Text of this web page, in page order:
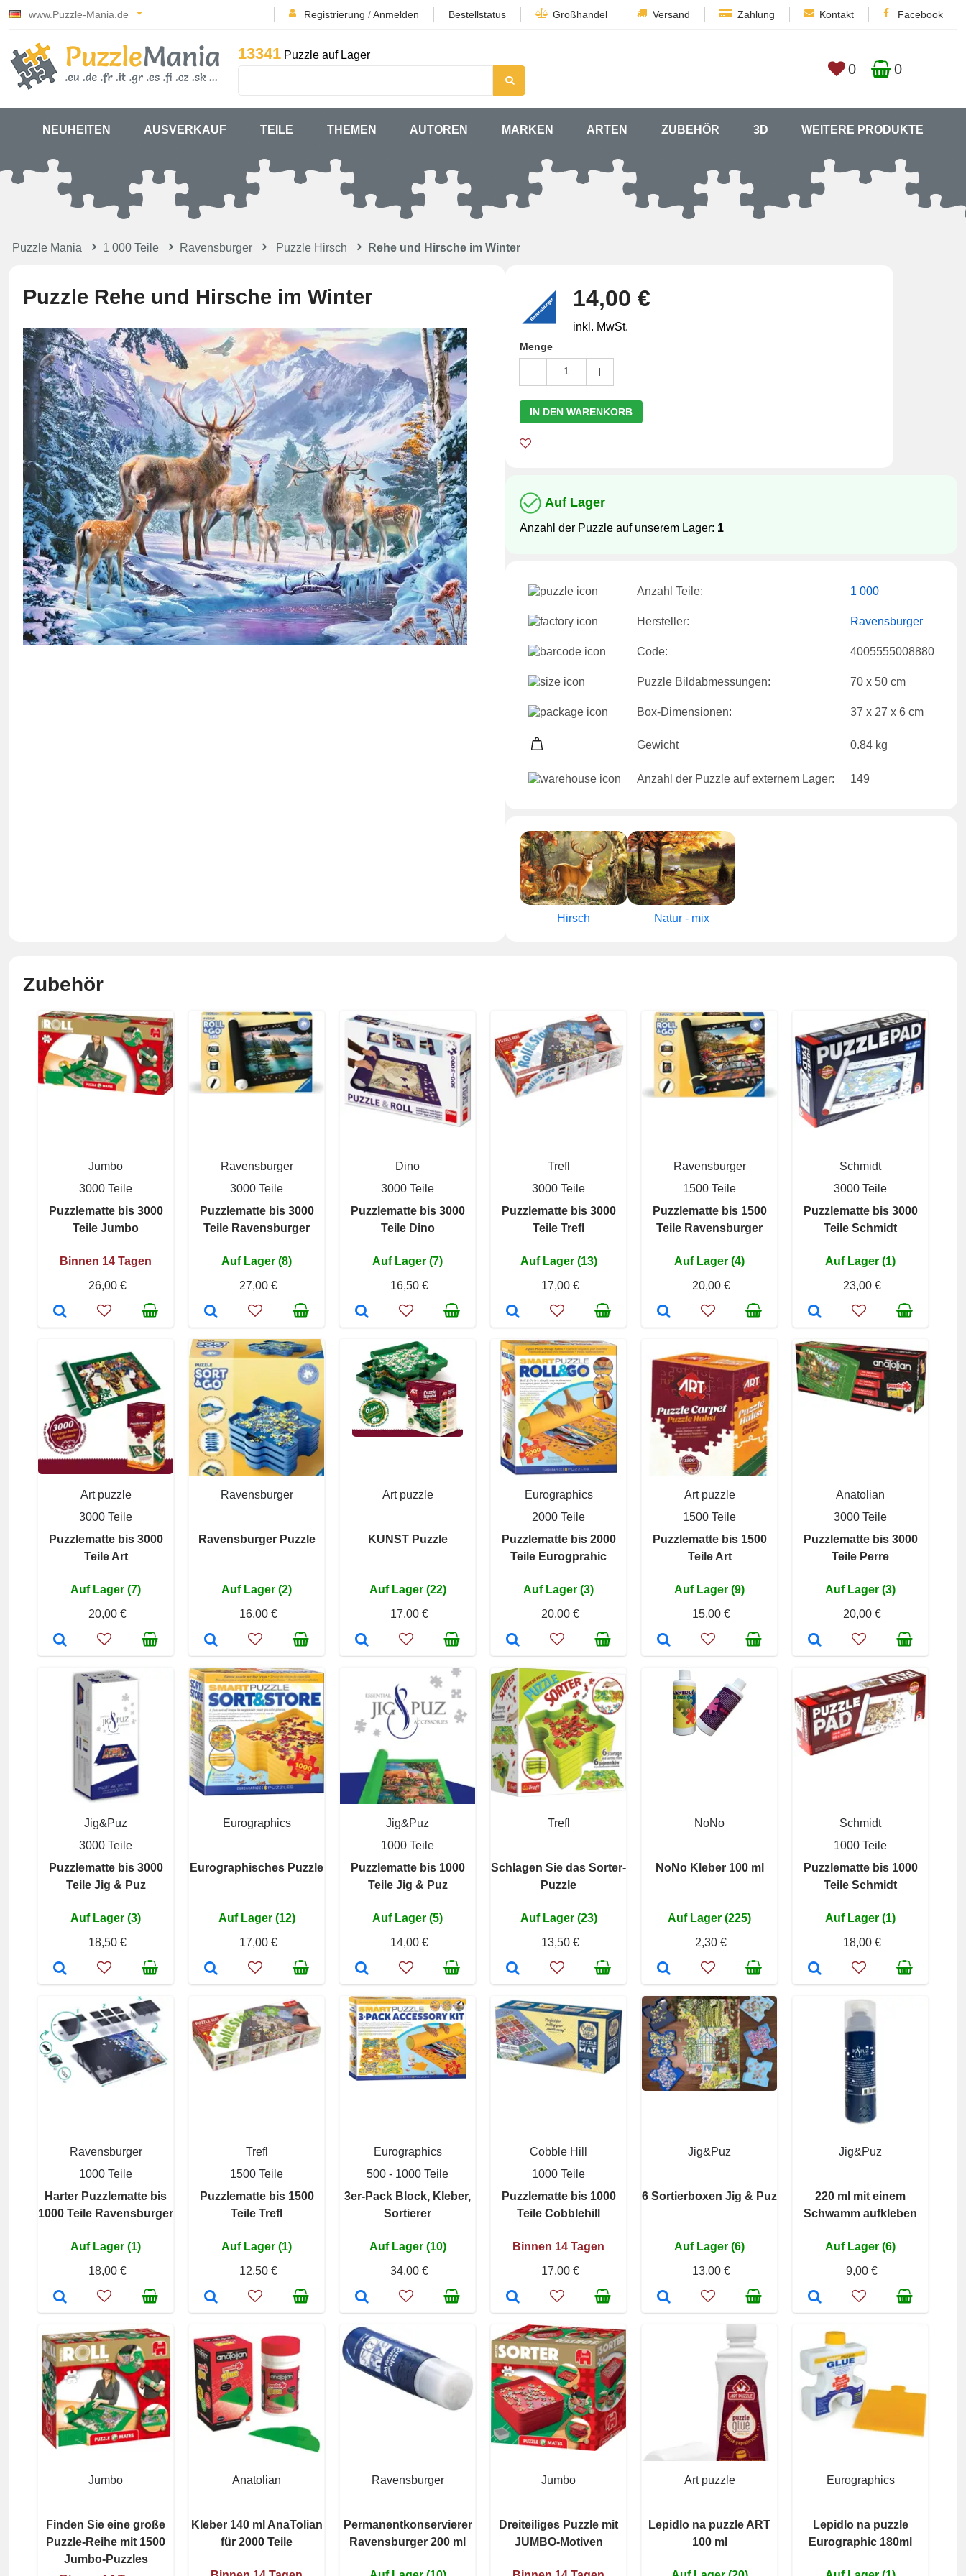
www.Puzzle-Mania.de Registrierung /Anmelden Bestellstatus Großhandel Versand Zahlung Kontakt Facebook
13341 Puzzle auf Lager
0 0
NEUHEITEN AUSVERKAUF TEILE THEMEN AUTOREN MARKEN ARTEN ZUBEHÖR 3D WEITERE PRODUKTE
Puzzle Mania 1 000 Teile Ravensburger Puzzle Hirsch Rehe und Hirsche im Winter
Puzzle Rehe und Hirsche im Winter 14,00 €
inkl. MwSt.
Menge
1
IN DEN WARENKORB
Auf Lager
Anzahl der Puzzle auf unserem Lager: 1
Anzahl Teile: 1 000
Hersteller: Ravensburger
Code: 4005555008880
Puzzle Bildabmessungen: 70 x 50 cm
Box-Dimensionen: 37 x 27 x 6 cm
Gewicht 0.84 kg
Anzahl der Puzzle auf externem Lager: 149
Hirsch Natur - mix
Zubehör
Jumbo
3000 Teile
Puzzlematte bis 3000
Teile Jumbo
Binnen 14 Tagen
26,00 €
Ravensburger
3000 Teile
Puzzlematte bis 3000
Teile Ravensburger
Auf Lager (8)
27,00 €
Dino
3000 Teile
Puzzlematte bis 3000
Teile Dino
Auf Lager (7)
16,50 €
Trefl
3000 Teile
Puzzlematte bis 3000
Teile Trefl
Auf Lager (13)
17,00 €
Ravensburger
1500 Teile
Puzzlematte bis 1500
Teile Ravensburger
Auf Lager (4)
20,00 €
Schmidt
3000 Teile
Puzzlematte bis 3000
Teile Schmidt
Auf Lager (1)
23,00 €
Art puzzle
3000 Teile
Puzzlematte bis 3000
Teile Art
Auf Lager (7)
20,00 €
Ravensburger
Ravensburger Puzzle
Auf Lager (2)
16,00 €
Art puzzle
KUNST Puzzle
Auf Lager (22)
17,00 €
Eurographics
2000 Teile
Puzzlematte bis 2000
Teile Eurogprahic
Auf Lager (3)
20,00 €
Art puzzle
1500 Teile
Puzzlematte bis 1500
Teile Art
Auf Lager (9)
15,00 €
Anatolian
3000 Teile
Puzzlematte bis 3000
Teile Perre
Auf Lager (3)
20,00 €
Jig&Puz
3000 Teile
Puzzlematte bis 3000
Teile Jig & Puz
Auf Lager (3)
18,50 €
Eurographics
Eurographisches Puzzle
Auf Lager (12)
17,00 €
Jig&Puz
1000 Teile
Puzzlematte bis 1000
Teile Jig & Puz
Auf Lager (5)
14,00 €
Trefl
Schlagen Sie das Sorter-
Puzzle
Auf Lager (23)
13,50 €
NoNo
NoNo Kleber 100 ml
Auf Lager (225)
2,30 €
Schmidt
1000 Teile
Puzzlematte bis 1000
Teile Schmidt
Auf Lager (1)
18,00 €
Ravensburger
1000 Teile
Harter Puzzlematte bis
1000 Teile Ravensburger
Auf Lager (1)
18,00 €
Trefl
1500 Teile
Puzzlematte bis 1500
Teile Trefl
Auf Lager (1)
12,50 €
Eurographics
500 - 1000 Teile
3er-Pack Block, Kleber,
Sortierer
Auf Lager (10)
34,00 €
Cobble Hill
1000 Teile
Puzzlematte bis 1000
Teile Cobblehill
Binnen 14 Tagen
17,00 €
Jig&Puz
6 Sortierboxen Jig & Puz
Auf Lager (6)
13,00 €
Jig&Puz
220 ml mit einem
Schwamm aufkleben
Auf Lager (6)
9,00 €
Jumbo
Finden Sie eine große
Puzzle-Reihe mit 1500
Jumbo-Puzzles
Anatolian
Kleber 140 ml AnaTolian
für 2000 Teile
Ravensburger
Permanentkonservierer
Ravensburger 200 ml
Jumbo
Dreiteiliges Puzzle mit
JUMBO-Motiven
Art puzzle
Lepidlo na puzzle ART
100 ml
Eurographics
Lepidlo na puzzle
Eurographic 180ml